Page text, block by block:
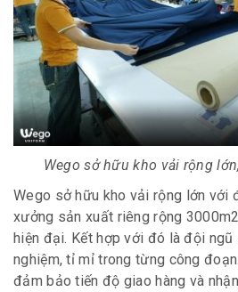
Wego sở hữu kho vải rộng
Wego sở hữu kho vải rộng lớn với
xưởng sản xuất riêng rộng
hiện đại. Kết hợp với đó là đội ngũ
nghiệm, tỉ mỉ trong từng công
đảm bảo tiến độ giao hàng và